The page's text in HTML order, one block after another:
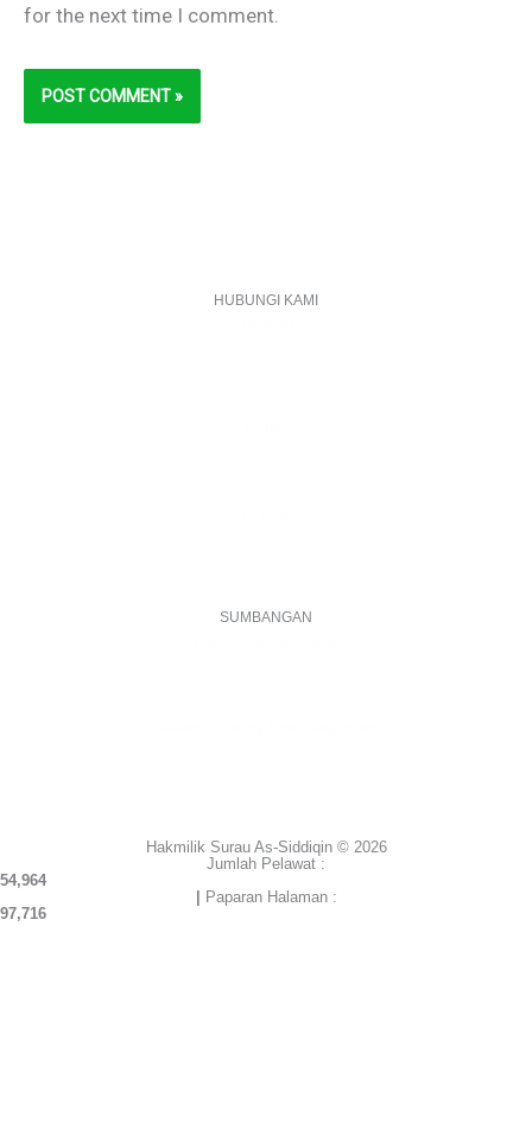
for the next time I comment.
HUBUNGI KAMI
SUMBANGAN
Hakmilik Surau As-Siddiqin © 2026
Jumlah Pelawat :
54,964
Paparan Halaman :
97,716